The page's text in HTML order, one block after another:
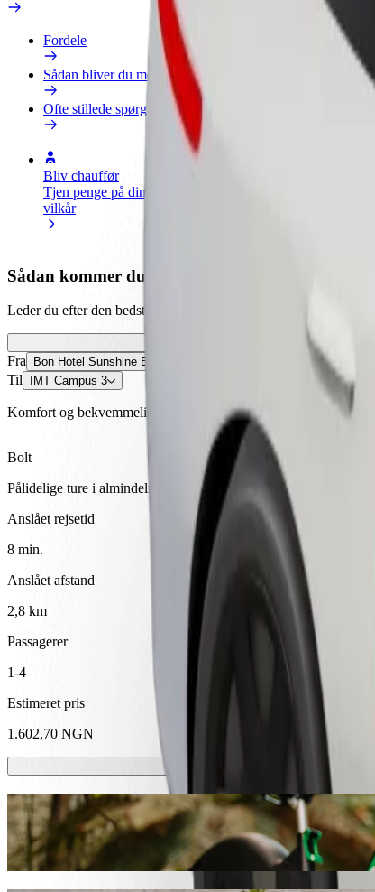
Fordele
Sådan bliver du medlem
Ofte stillede spørgsmål
Bliv chauffør
Tjen penge på dine
vilkår
Sådan kommer du fra Bon Hotel Sunshine
Leder du efter den bedste måde at komme fra Bon Hotel
Fra Bon Hotel Sunshine Enugu
Til IMT Campus 3
Komfort og bekvemmelighed er kun et par tryk væk!
Bolt
Pålidelige ture i almindelige mellemstore biler.
Anslået rejsetid
8 min.
Anslået afstand
2,8 km
Passagerer
1-4
Estimeret pris
1.602,70 NGN
Løbehjul eller elcykler
Kom rundt i Enugu med løbehjul eller elcykler
Få Bolt-appen